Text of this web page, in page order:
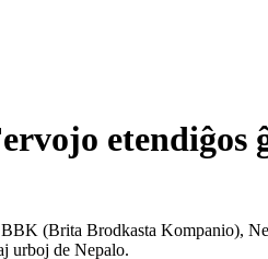
etendiĝos
(Brita Brodkasta Kompanio),
urboj de Nepalo.